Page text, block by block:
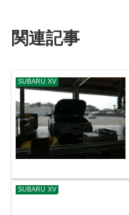
関連記事
SUBARU XV
SUBARU XV